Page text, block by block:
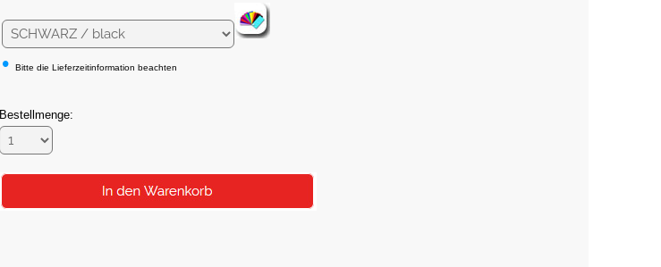
• Bitte die Lieferzeitinformation beachten
Bestellmenge: